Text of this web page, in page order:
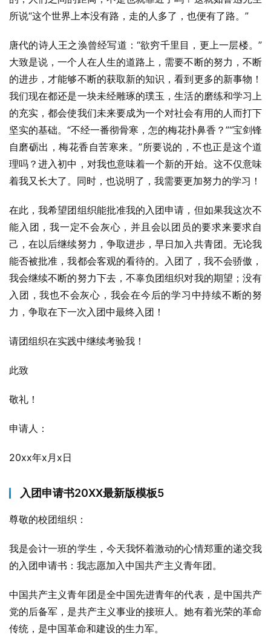
所说“这个世界上本没有路，走的人多了，也便有了路。”
唐代的诗人王之涣曾经写道：“欲穷千里目，更上一层楼。”
大致是说，一个人在人生的道路上，需要不断的努力，不断
的进步，才能够不断的获取新的知识，看到更多的新事物！
我们现在都还是一块未经雕琢的璞玉，生活的磨练和学习上
的充实，都会使我们未来要成为一个对社会有用的人而打下
坚实的基础。“不经一番彻骨寒，怎的梅花扑鼻香？”“宝剑锋
自磨砺出，梅花香自苦寒来。”所要说的，不也正是这个道
理吗？进入初中，对我也意味着一个新的开始。这不仅意味
着我又长大了。同时，也说明了，我需要更加努力的学习！
在此，我希望团组织能批准我的入团申请，但如果我这次不
能入团，我一定不会灰心，并且会以团员的要求来要求自
己，在以后继续努力，争取进步，早日加入共青团。无论我
能否被批准，我都会客观的看待的。入团了，我不会骄傲，
我会继续不断的努力下去，不辜负团组织对我的期望；没有
入团，我也不会灰心，我会在今后的学习中持续不断的努
力，争取在下一次入团中最终入团！
请团组织在实践中继续考验我！
此致
敬礼！
申请人：
20xx年x月x日
入团申请书20XX最新版模板5
尊敬的校团组织：
我是会计一班的学生，今天我怀着激动的心情郑重的递交我
的入团申请书：我志愿加入中国共产主义青年团。
中国共产主义青年团是全中国先进青年的代表，是中国共产
党的后备军，是共产主义事业的接班人。她有着光荣的革命
传统，是中国革命和建设的生力军。